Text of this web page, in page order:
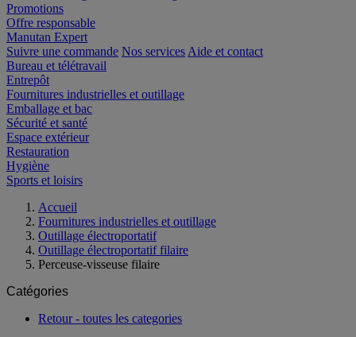
Promotions
Offre responsable
Manutan Expert
Suivre une commande Nos services Aide et contact
Bureau et télétravail
Entrepôt
Fournitures industrielles et outillage
Emballage et bac
Sécurité et santé
Espace extérieur
Restauration
Hygiène
Sports et loisirs
Accueil
Fournitures industrielles et outillage
Outillage électroportatif
Outillage électroportatif filaire
Perceuse-visseuse filaire
Catégories
Retour - toutes les categories